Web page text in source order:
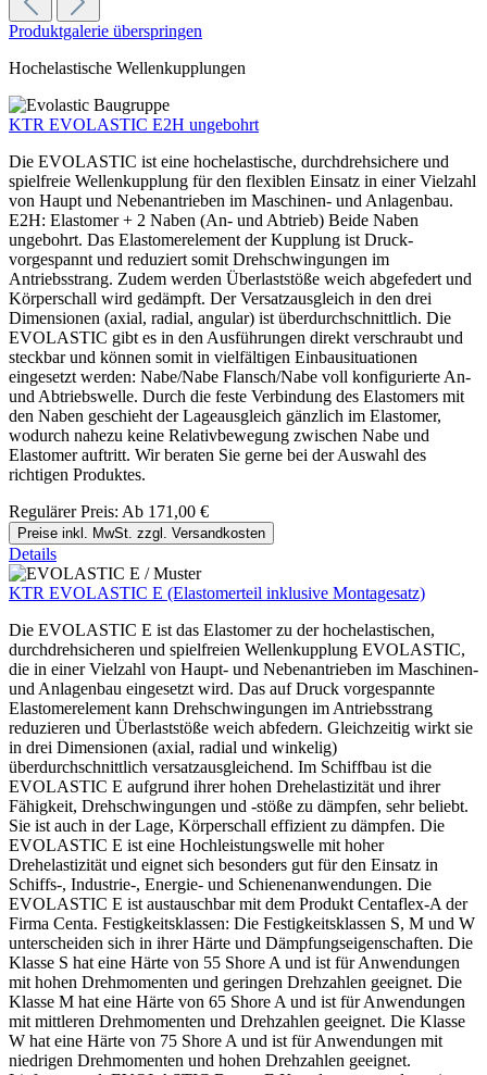
Produktgalerie überspringen
Hochelastische Wellenkupplungen
KTR EVOLASTIC E2H ungebohrt
Die EVOLASTIC ist eine hochelastische, durchdrehsichere und
spielfreie Wellenkupplung für den flexiblen Einsatz in einer Vielzahl
von Haupt und Nebenantrieben im Maschinen- und Anlagenbau.
E2H: Elastomer + 2 Naben (An- und Abtrieb) Beide Naben
ungebohrt. Das Elastomerelement der Kupplung ist Druck-
vorgespannt und reduziert somit Drehschwingungen im
Antriebsstrang. Zudem werden Überlaststöße weich abgefedert und
Körperschall wird gedämpft. Der Versatzausgleich in den drei
Dimensionen (axial, radial, angular) ist überdurchschnittlich. Die
EVOLASTIC gibt es in den Ausführungen direkt verschraubt und
steckbar und können somit in vielfältigen Einbausituationen
eingesetzt werden: Nabe/Nabe Flansch/Nabe voll konfigurierte An-
und Abtriebswelle. Durch die feste Verbindung des Elastomers mit
den Naben geschieht der Lageausgleich gänzlich im Elastomer,
wodurch nahezu keine Relativbewegung zwischen Nabe und
Elastomer auftritt. Wir beraten Sie gerne bei der Auswahl des
richtigen Produktes.
Regulärer Preis: Ab 171,00 €
Preise inkl. MwSt. zzgl. Versandkosten
Details
KTR EVOLASTIC E (Elastomerteil inklusive Montagesatz)
Die EVOLASTIC E ist das Elastomer zu der hochelastischen,
durchdrehsicheren und spielfreien Wellenkupplung EVOLASTIC,
die in einer Vielzahl von Haupt- und Nebenantrieben im Maschinen-
und Anlagenbau eingesetzt wird. Das auf Druck vorgespannte
Elastomerelement kann Drehschwingungen im Antriebsstrang
reduzieren und Überlaststöße weich abfedern. Gleichzeitig wirkt sie
in drei Dimensionen (axial, radial und winkelig)
überdurchschnittlich versatzausgleichend. Im Schiffbau ist die
EVOLASTIC E aufgrund ihrer hohen Drehelastizität und ihrer
Fähigkeit, Drehschwingungen und -stöße zu dämpfen, sehr beliebt.
Sie ist auch in der Lage, Körperschall effizient zu dämpfen. Die
EVOLASTIC E ist eine Hochleistungswelle mit hoher
Drehelastizität und eignet sich besonders gut für den Einsatz in
Schiffs-, Industrie-, Energie- und Schienenanwendungen. Die
EVOLASTIC E ist austauschbar mit dem Produkt Centaflex-A der
Firma Centa. Festigkeitsklassen: Die Festigkeitsklassen S, M und W
unterscheiden sich in ihrer Härte und Dämpfungseigenschaften. Die
Klasse S hat eine Härte von 55 Shore A und ist für Anwendungen
mit hohen Drehmomenten und geringen Drehzahlen geeignet. Die
Klasse M hat eine Härte von 65 Shore A und ist für Anwendungen
mit mittleren Drehmomenten und Drehzahlen geeignet. Die Klasse
W hat eine Härte von 75 Shore A und ist für Anwendungen mit
niedrigen Drehmomenten und hohen Drehzahlen geeignet.